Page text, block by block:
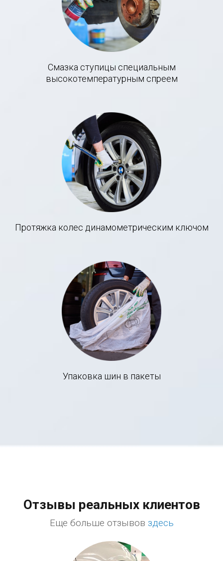
Смазка ступицы специальным
высокотемпературным спреем
Протяжка колес динамометрическим ключом
Упаковка шин в пакеты
Отзывы реальных клиентов
Еще больше отзывов здесь